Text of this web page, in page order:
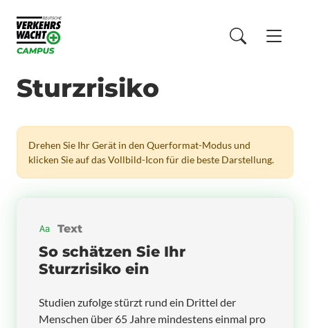
Sturzrisiko
Drehen Sie Ihr Gerät in den Querformat-Modus und
klicken Sie auf das Vollbild-Icon für die beste Darstellung.
Text
So schätzen Sie Ihr
Sturzrisiko ein
Studien zufolge stürzt rund ein Drittel der
Menschen über 65 Jahre mindestens einmal pro